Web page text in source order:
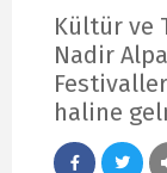
Kültür ve
Nadir
haline